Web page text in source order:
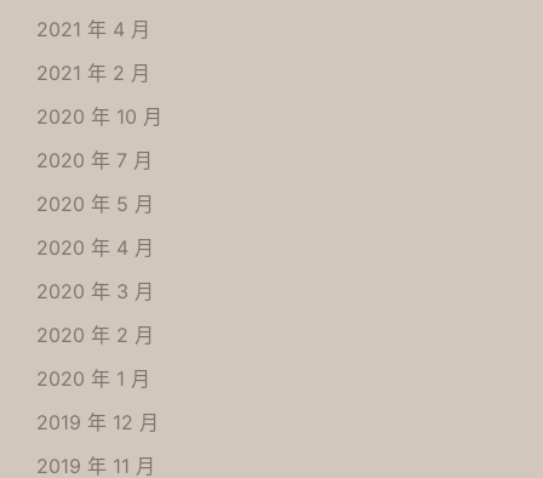
2021 年 4 月
2021 年 2 月
2020 年 10 月
2020 年 7 月
2020 年 5 月
2020 年 4 月
2020 年 3 月
2020 年 2 月
2020 年 1 月
2019 年 12 月
2019 年 11 月